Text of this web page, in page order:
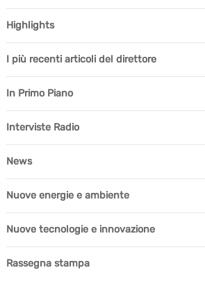
Highlights
I più recenti articoli del direttore
In Primo Piano
Interviste Radio
News
Nuove energie e ambiente
Nuove tecnologie e innovazione
Rassegna stampa